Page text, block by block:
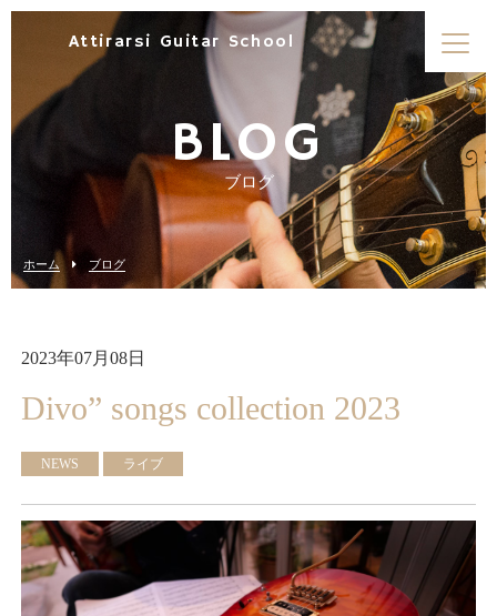
Attirarsi Guitar School
BLOG
ブログ
ホーム ブログ
2023年07月08日
Divo” songs collection 2023
NEWS ライブ